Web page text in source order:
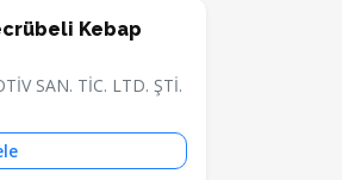
Kebap
SAN. TİC. LTD. ŞTİ.